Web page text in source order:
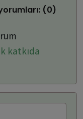
(0)
katkıda